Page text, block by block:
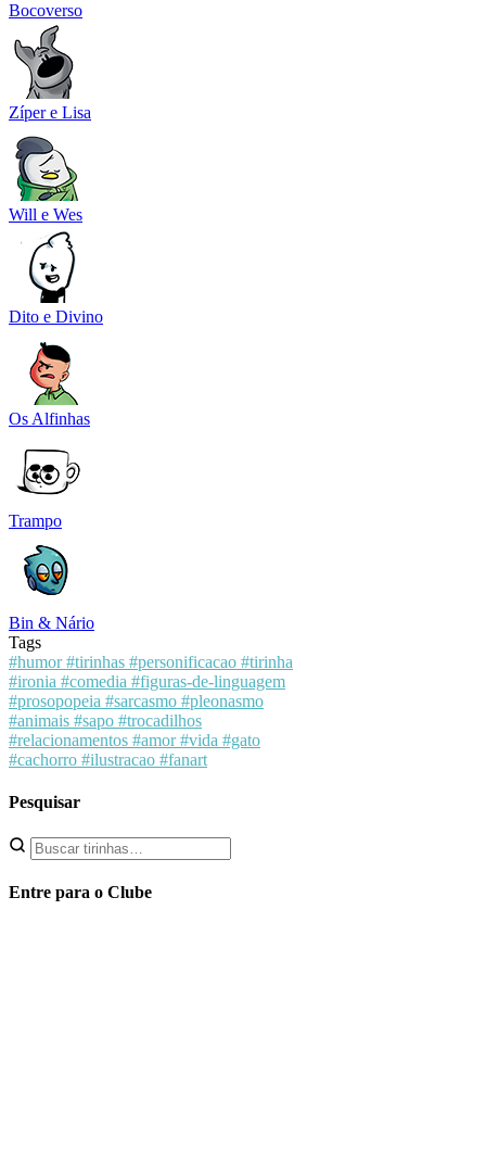
Bocoverso
Zíper e Lisa
Will e Wes
Dito e Divino
Os Alfinhas
Trampo
Bin & Nário
Tags
#humor#tirinhas #personificacao #tirinha
#ironia #comedia #figuras-de-linguagem
#prosopopeia #sarcasmo #pleonasmo
#animais #sapo #trocadilhos
#relacionamentos #amor#vida #gato
#cachorro #ilustracao #fanart
Pesquisar
Entre para o Clube